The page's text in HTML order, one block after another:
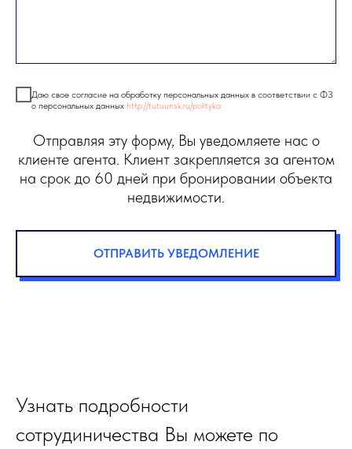
Даю свое согласие на обработку персональных данных в соответствии с ФЗ
о персональных данных http://tutuunsk.ru/polityka
Отправляя эту форму, Вы уведомляете нас о
клиенте агента. Клиент закрепляется за агентом
на срок до 60 дней при бронировании объекта
недвижимости.
ОТПРАВИТЬ УВЕДОМЛЕНИЕ
Узнать подробности
сотрудиничества Вы можете по